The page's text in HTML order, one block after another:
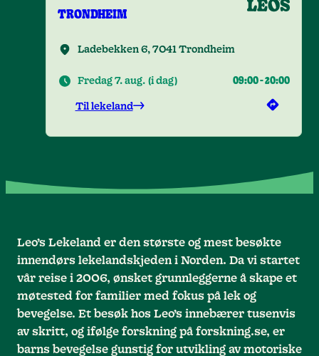
TRONDHEIM
Ladebekken 6, 7041 Trondheim
Fredag 7. aug. (i dag) 09:00-20:00
Til lekeland
Leo’s Lekeland er den største og mest besøkte
innendørs lekelandskjeden i Norden. Da vi startet
vår reise i 2006, ønsket grunnleggerne å skape et
møtested for familier med fokus på lek og
bevegelse. Et besøk hos Leo’s innebærer tusenvis
av skritt, og ifølge forskning på forskning.se, er
barns bevegelse gunstig for utvikling av motoriske